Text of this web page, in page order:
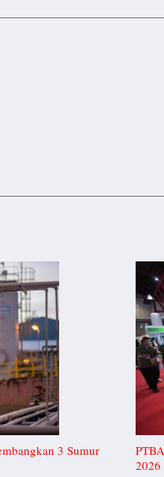
3 Sumur
2026